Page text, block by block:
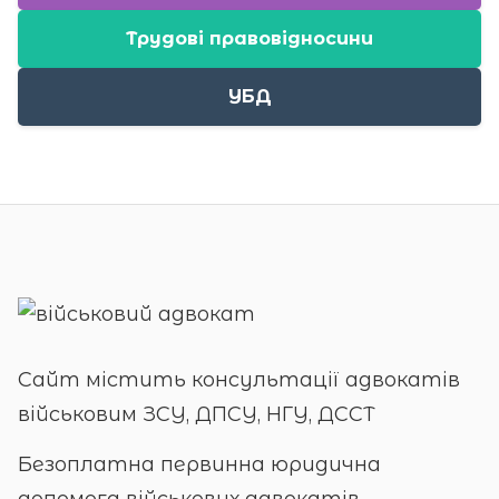
командирів підрозділів про виконання
бойових завдань, витяги з наказів
Генерального штабу, командирів
військових частин та оперативно-
тактичних угруповань про прибуття
відрядження до таких районів. Для осіб,
подаються: згода на збір та обробку
сторінок паспорта та
ідентифікаційного коду, дві кольорові
фотокартки 3×4 см на матовому папері.
[reference:5][reference:6]
Трудові правовідносини
УБД
Сайт містить консультації адвокатів
військовим ЗСУ, ДПСУ, НГУ, ДССТ
Безоплатна первинна юридична